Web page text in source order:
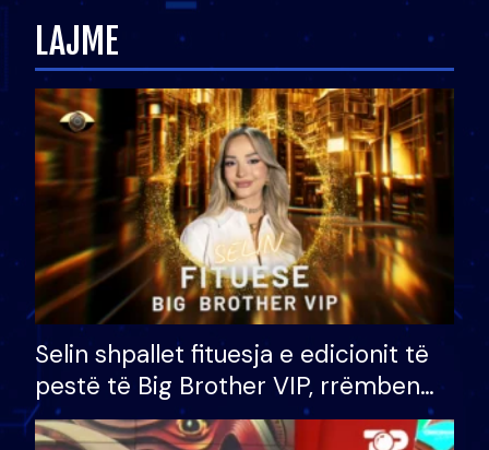
LAJME
Selin shpallet fituesja e edicionit të
pestë të Big Brother VIP, rrëmben
çmimin e madh prej 100 mijë eurosh